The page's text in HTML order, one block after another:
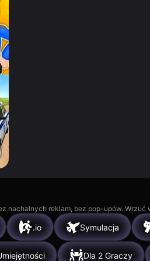
nachalnych reklam, bez pop-upów. Wrzuć
.io Symulacja
Dla 2 Graczy